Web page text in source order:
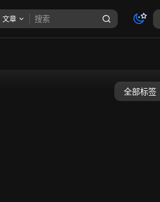
文章
全部标签